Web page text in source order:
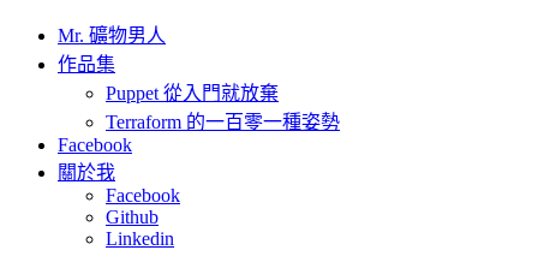
Mr. 礦物男人
作品集
Puppet 從入門就放棄
Terraform 的一百零一種姿勢
Facebook
關於我
Facebook
Github
Linkedin